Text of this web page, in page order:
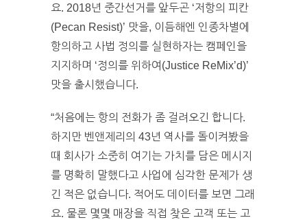
요. 2018년 중간선거를 앞두곤 ‘저항의 피칸
(Pecan Resist)’ 맛을, 이듬해엔 인종차별에
항의하고 사법 정의를 실현하자는 캠페인을
지지하며 ‘정의를 위하여(Justice ReMix’d)’
맛을 출시했습니다.
“처음에는 항의 전화가 좀 걸려오긴 합니다.
하지만 벤앤제리의 43년 역사를 돌이켜봤을
때 회사가 소중히 여기는 가치를 담은 메시지
를 명확히 말했다고 사업에 심각한 문제가 생
긴 적은 없습니다. 적어도 데이터를 보면 그래
요. 물론 몇몇 매장을 직접 찾은 고객 또는 고